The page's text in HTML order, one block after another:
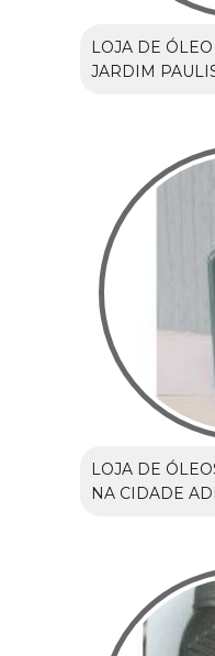
LOJA DE
JARDIM
LOJA DE
NA CIDADE